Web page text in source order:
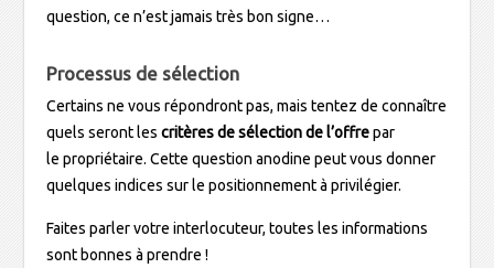
question, ce n’est jamais très bon signe…
Processus de sélection
Certains ne vous répondront pas, mais tentez de connaître
quels seront lescritères de sélection de l’offrepar
le propriétaire. Cette question anodine peut vous donner
quelques indices sur le positionnement à privilégier.
Faites parler votre interlocuteur, toutes les informations
sont bonnes à prendre !